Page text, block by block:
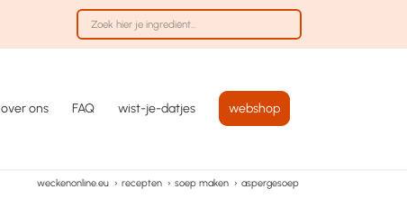
over ons FAQ wist-je-datjes webshop
weckenonline.eu › recepten › soep maken › aspergesoep